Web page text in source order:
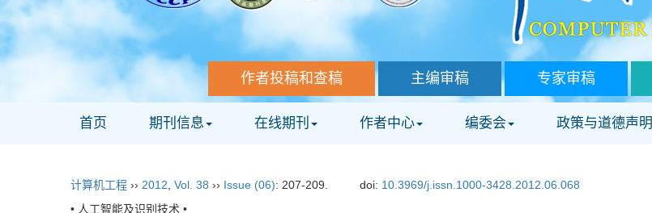
作者投稿和查稿 主编审稿 专家审稿
首页 期刊信息 在线期刊 作者中心 编委会 政策与道德声明
计算机工程 ›› 2012 Vol. 38 ›› Issue (06): 207-209. doi: 10.3969/j.issn.1000-3428.2012.06.068
• 人工智能及识别技术 •